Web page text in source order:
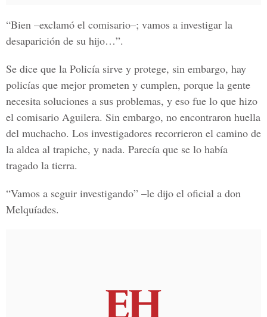
“Bien –exclamó el comisario–; vamos a investigar la
desaparición de su hijo…”.
Se dice que la Policía sirve y protege, sin embargo, hay
policías que mejor prometen y cumplen, porque la gente
necesita soluciones a sus problemas, y eso fue lo que hizo
el comisario Aguilera. Sin embargo, no encontraron huella
del muchacho. Los investigadores recorrieron el camino de
la aldea al trapiche, y nada. Parecía que se lo había
tragado la tierra.
“Vamos a seguir investigando” –le dijo el oficial a don
Melquíades.